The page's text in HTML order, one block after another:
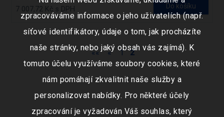
7 007,72 Kč s DPH Do košíku
«« « 1 2
zpracováváme informace o jeho uživatelích (např.
síťové identifikátory, údaje o tom, jak procházíte
naše stránky, nebo jaký obsah vás zajímá). K
tomuto účelu využíváme soubory cookies, které
nám pomáhají zkvalitnit naše služby a
personalizovat nabídky. Pro některé účely
zpracování je vyžadován Váš souhlas, který